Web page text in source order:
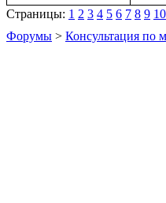
Страницы: 1 2 3 4 5 6 7 8 9 10
Форумы > Консультация по